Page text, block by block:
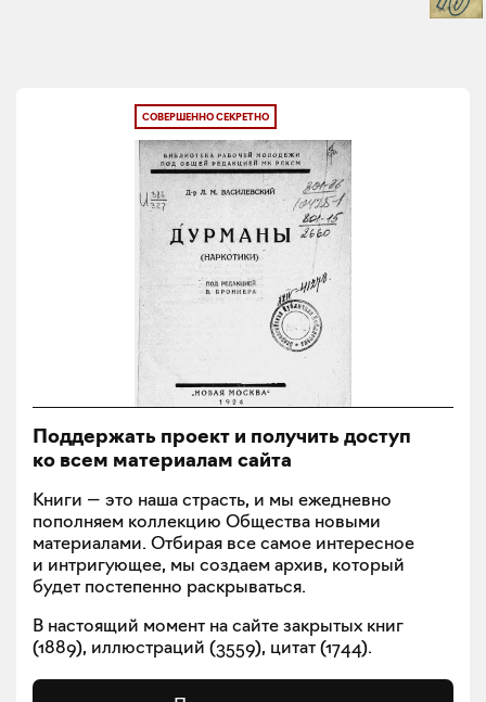
СОВЕРШЕННО СЕКРЕТНО
Поддержать проект и получить доступ
ко всем материалам сайта
Книги — это наша страсть, и мы ежедневно
пополняем коллекцию Общества новыми
материалами. Отбирая все самое интересное
и интригующее, мы создаем архив, который
будет постепенно раскрываться.
В настоящий момент на сайте закрытых книг
(1889), иллюстраций (3559), цитат (1744).